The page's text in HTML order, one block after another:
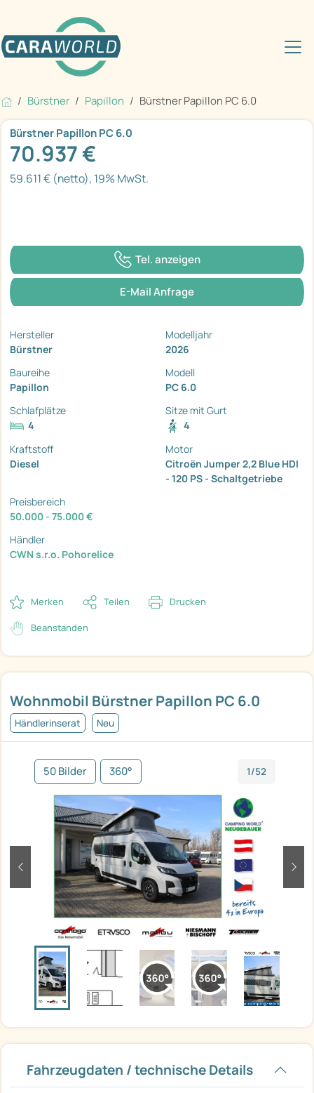
Bürstner Papillon Bürstner Papillon PC 6.0
Wohnmobil Bürstner Papillon PC 6.0
Händlerinserat Neu
50 Bilder 360° 1/52
zurück
Fahrzeugdaten / technische Details
Bürstner Papillon PC 6.0
70.937 €
59.611 € (netto), 19% MwSt.
Tel. anzeigen
E-Mail Anfrage
Hersteller
Bürstner
Modelljahr
2026
Baureihe
Papillon
Modell
PC 6.0
Schlafplätze
4
Sitze mit Gurt
4
Kraftstoff
Diesel
Motor
Citroën Jumper 2,2 Blue HDI
- 120 PS - Schaltgetriebe
Preisbereich
50.000 - 75.000 €
Händler
CWN s.r.o. Pohorelice
Merken Teilen Drucken
Beanstanden